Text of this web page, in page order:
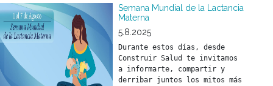
Semana Mundial de la Lactancia
Materna
5.8.2025
Durante estos días, desde
Construir Salud te invitamos
a informarte, compartir y
derribar juntos los mitos más